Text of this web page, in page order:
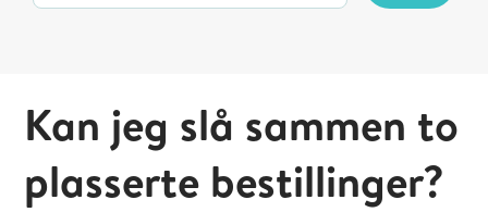
Kan jeg slå sammen to
plasserte bestillinger?